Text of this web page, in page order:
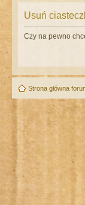
Usuń
Czy na pewno
Strona główna